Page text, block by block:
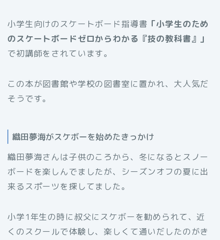
小学生向けのスケートボード指導書 「小学生のため
のスケートボードゼロからわかる『技の教科書』」
で初講師をされています。
この本が図書館や学校の図書室に置かれ、大人気だ
そうです。
織田夢海がスケボーを始めたきっかけ
織田夢海さんは子供のころから、冬になるとスノー
ボードを楽しんでましたが、シーズンオフの夏に出
来るスポーツを探してました。
小学1年生の時に叔父にスケボーを勧められて、近
くのスクールで体験し、楽しくて通いだしたのがき